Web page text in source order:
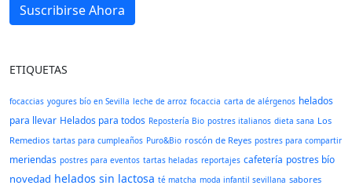
Suscribirse Ahora
ETIQUETAS
focaccias yogures bío en Sevilla leche de arroz focaccia carta de alérgenos helados
para llevar Helados para todos Repostería Bio postres italianos dieta sana Los
Remedios tartas para cumpleaños Puro&Bio roscón de Reyes postres para compartir
meriendas postres para eventos tartas heladas reportajes cafetería postres bío
novedad helados sin lactosa té matcha moda infantil sevillana sabores